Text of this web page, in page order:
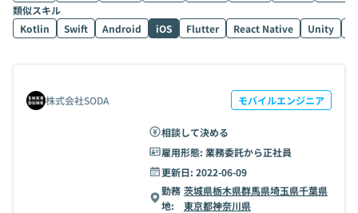
類似スキル
Kotlin
Swift Android iOS Flutter React Native Unity
株式会社SODA モバイルエンジニア
相談して決める
雇用形態: 業務委託から正社員
更新日: 2022-06-09
勤務
地:
茨城県栃木県群馬県埼玉県千葉県
東京都神奈川県